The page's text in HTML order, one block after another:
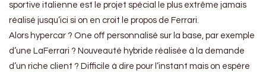
sportive italienne est le projet spécial le plus extrême jamais
réalisé jusqu’ici si on en croit le propos de Ferrari.
Alors hypercar ? One off personnalisé sur la base, par exemple
d’une LaFerrari ? Nouveauté hybride réalisée à la demande
d’un riche client ? Difficile à dire pour l’instant mais on espère